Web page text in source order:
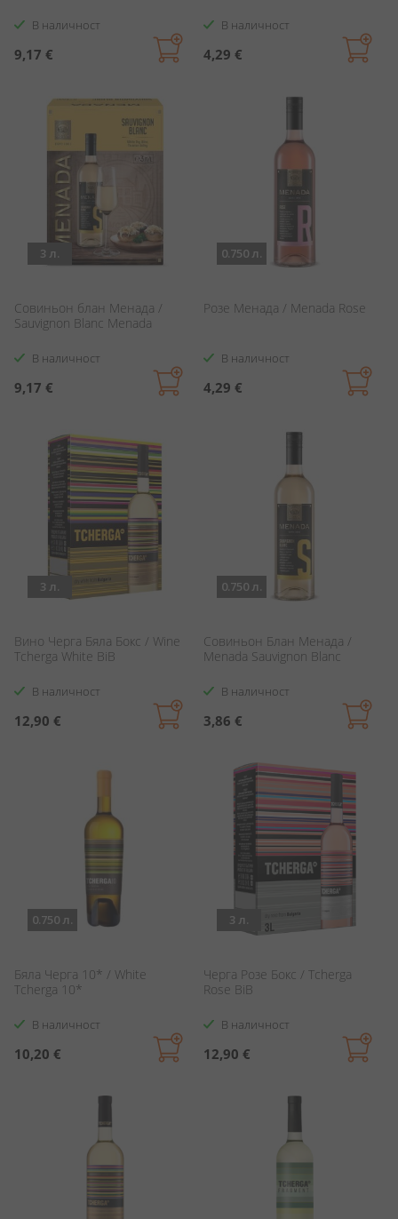
В наличност
9,17 €
В наличност
4,29 €
3 л.
Совиньон блан Менада /
Sauvignon Blanc Menada
В наличност
9,17 €
0.750 л.
Розе Менада / Menada Rose
В наличност
4,29 €
3 л.
Вино Черга Бяла Бокс / Wine
Tcherga White BiB
В наличност
12,90 €
0.750 л.
Совиньон Блан Менада /
Menada Sauvignon Blanc
В наличност
3,86 €
0.750 л.
Бяла Черга 10* / White
Tcherga 10*
В наличност
10,20 €
3 л.
Черга Розе Бокс / Tcherga
Rose BiB
В наличност
12,90 €